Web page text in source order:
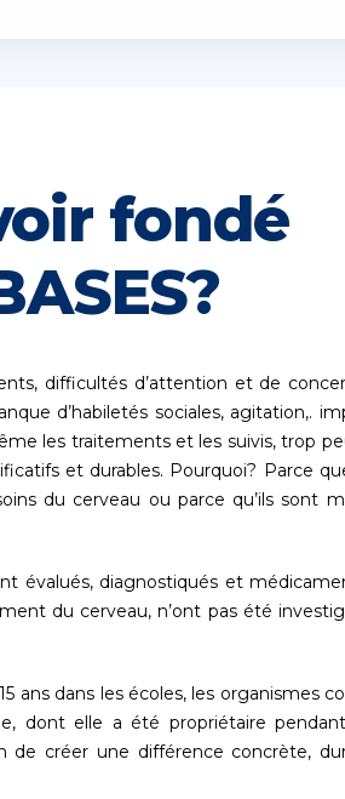
fondé
difficultés d’attention et de
d’habiletés sociales, agitation,.
les traitements et les suivis, trop
et durables. Pourquoi? Parce
du cerveau ou parce qu’ils sont
évalués, diagnostiqués et
du cerveau, n’ont pas été
ans dans les écoles, les organismes
dont elle a été propriétaire
de créer une différence concrète,